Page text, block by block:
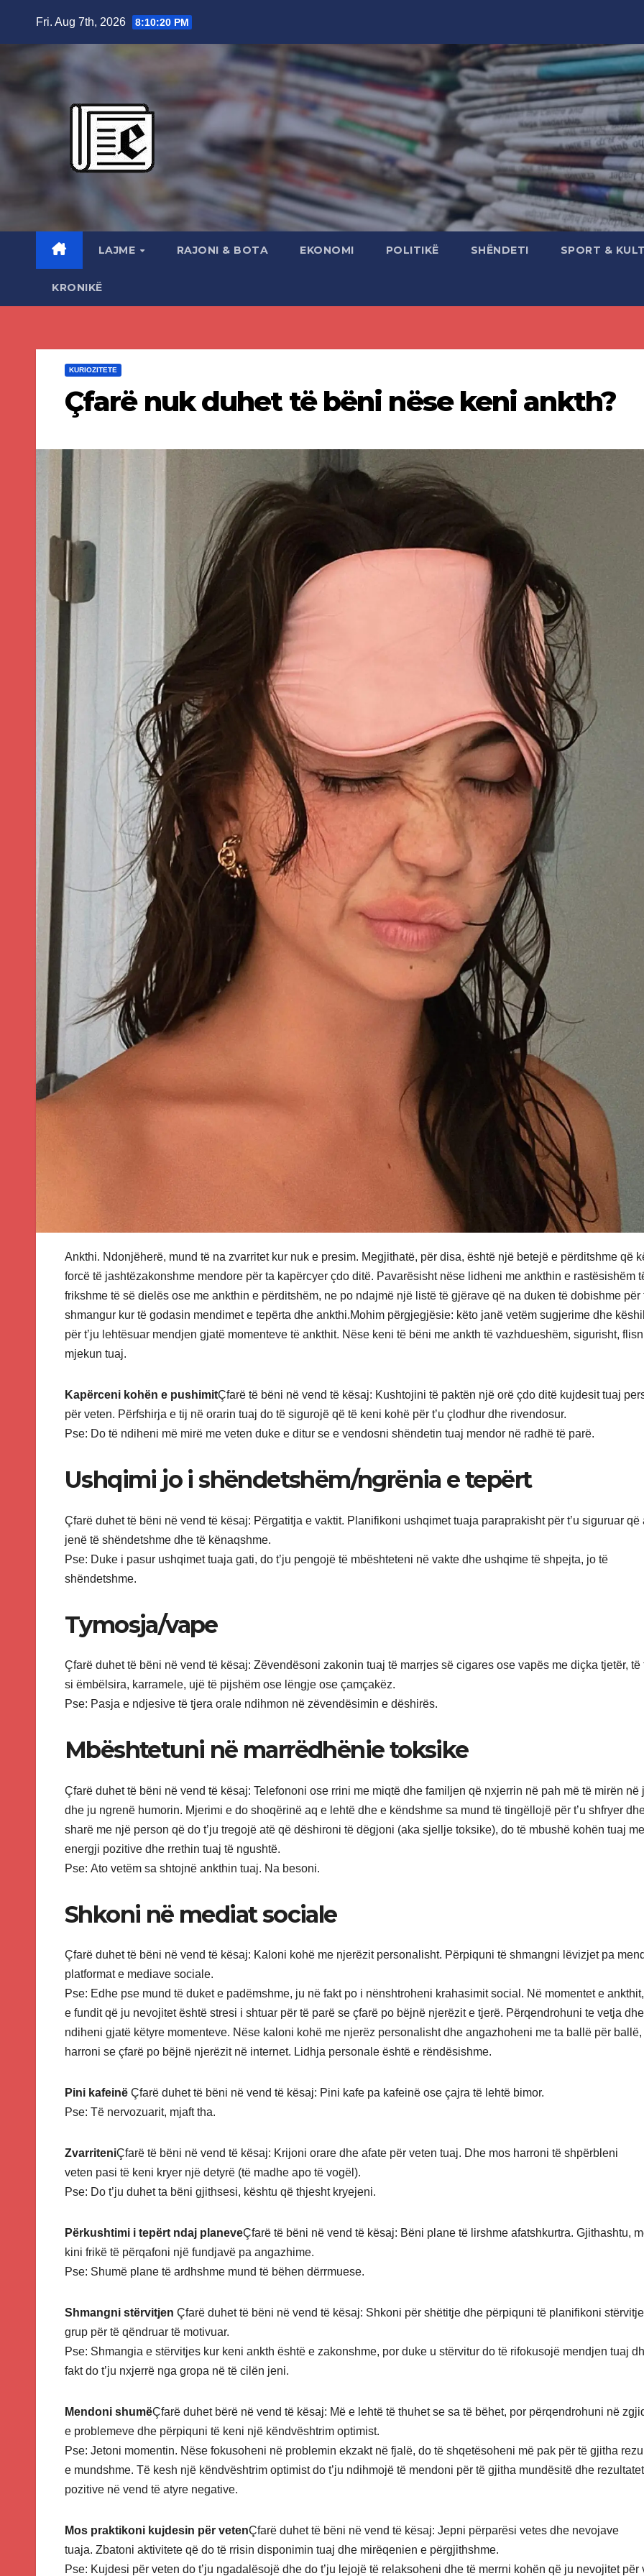
Fri. Aug 7th, 2026 8:10:22 PM
LAJME RAJONI & BOTA EKONOMI POLITIKË SHËNDETI SPORT &
KRONIKË
KURIOZITETE
Çfarë nuk duhet të bëni nëse keni ankth?
Ankthi. Ndonjëherë, mund të na zvarritet kur nuk e presim. Megjithatë, për disa, është një betejë e përditshme që
forcë të jashtëzakonshme mendore për ta kapërcyer çdo ditë. Pavarësisht nëse lidheni me ankthin e rastësishëm
frikshme të së dielës ose me ankthin e përditshëm, ne po ndajmë një listë të gjërave që na duken të dobishme për
shmangur kur të godasin mendimet e tepërta dhe ankthi.Mohim përgjegjësie: këto janë vetëm sugjerime dhe
për t’ju lehtësuar mendjen gjatë momenteve të ankthit. Nëse keni të bëni me ankth të vazhdueshëm, sigurisht,
mjekun tuaj.
Kapërceni kohën e pushimitÇfarë të bëni në vend të kësaj: Kushtojini të paktën një orë çdo ditë kujdesit tuaj
për veten. Përfshirja e tij në orarin tuaj do të sigurojë që të keni kohë për t’u çlodhur dhe rivendosur.
Pse: Do të ndiheni më mirë me veten duke e ditur se e vendosni shëndetin tuaj mendor në radhë të parë.
Ushqimi jo i shëndetshëm/ngrënia e tepërt
Çfarë duhet të bëni në vend të kësaj: Përgatitja e vaktit. Planifikoni ushqimet tuaja paraprakisht për t’u siguruar që
jenë të shëndetshme dhe të kënaqshme.
Pse: Duke i pasur ushqimet tuaja gati, do t’ju pengojë të mbështeteni në vakte dhe ushqime të shpejta, jo të
shëndetshme.
Tymosja/vape
Çfarë duhet të bëni në vend të kësaj: Zëvendësoni zakonin tuaj të marrjes së cigares ose vapës me diçka tjetër, të
si ëmbëlsira, karramele, ujë të pijshëm ose lëngje ose çamçakëz.
Pse: Pasja e ndjesive të tjera orale ndihmon në zëvendësimin e dëshirës.
Mbështetuni në marrëdhënie toksike
Çfarë duhet të bëni në vend të kësaj: Telefononi ose rrini me miqtë dhe familjen që nxjerrin në pah më të mirën në
dhe ju ngrenë humorin. Mjerimi e do shoqërinë aq e lehtë dhe e këndshme sa mund të tingëllojë për t’u shfryer
sharë me një person që do t’ju tregojë atë që dëshironi të dëgjoni (aka sjellje toksike), do të mbushë kohën tuaj me
energji pozitive dhe rrethin tuaj të ngushtë.
Pse: Ato vetëm sa shtojnë ankthin tuaj. Na besoni.
Shkoni në mediat sociale
Çfarë duhet të bëni në vend të kësaj: Kaloni kohë me njerëzit personalisht. Përpiquni të shmangni lëvizjet pa
platformat e mediave sociale.
Pse: Edhe pse mund të duket e padëmshme, ju në fakt po i nënshtroheni krahasimit social. Në momentet e
e fundit që ju nevojitet është stresi i shtuar për të parë se çfarë po bëjnë njerëzit e tjerë. Përqendrohuni te vetja
ndiheni gjatë këtyre momenteve. Nëse kaloni kohë me njerëz personalisht dhe angazhoheni me ta ballë për ballë,
harroni se çfarë po bëjnë njerëzit në internet. Lidhja personale është e rëndësishme.
Pini kafeinë Çfarë duhet të bëni në vend të kësaj: Pini kafe pa kafeinë ose çajra të lehtë bimor.
Pse: Të nervozuarit, mjaft tha.
ZvarriteniÇfarë të bëni në vend të kësaj: Krijoni orare dhe afate për veten tuaj. Dhe mos harroni të shpërbleni
veten pasi të keni kryer një detyrë (të madhe apo të vogël).
Pse: Do t’ju duhet ta bëni gjithsesi, kështu që thjesht kryejeni.
Përkushtimi i tepërt ndaj planeveÇfarë të bëni në vend të kësaj: Bëni plane të lirshme afatshkurtra. Gjithashtu,
kini frikë të përqafoni një fundjavë pa angazhime.
Pse: Shumë plane të ardhshme mund të bëhen dërrmuese.
Shmangni stërvitjen Çfarë duhet të bëni në vend të kësaj: Shkoni për shëtitje dhe përpiquni të planifikoni
grup për të qëndruar të motivuar.
Pse: Shmangia e stërvitjes kur keni ankth është e zakonshme, por duke u stërvitur do të rifokusojë mendjen tuaj
fakt do t’ju nxjerrë nga gropa në të cilën jeni.
Mendoni shumëÇfarë duhet bërë në vend të kësaj: Më e lehtë të thuhet se sa të bëhet, por përqendrohuni në
e problemeve dhe përpiquni të keni një këndvështrim optimist.
Pse: Jetoni momentin. Nëse fokusoheni në problemin ekzakt në fjalë, do të shqetësoheni më pak për të gjitha
e mundshme. Të kesh një këndvështrim optimist do t’ju ndihmojë të mendoni për të gjitha mundësitë dhe rezultatet
pozitive në vend të atyre negative.
Mos praktikoni kujdesin për vetenÇfarë duhet të bëni në vend të kësaj: Jepni përparësi vetes dhe nevojave
tuaja. Zbatoni aktivitete që do të rrisin disponimin tuaj dhe mirëqenien e përgjithshme.
Pse: Kujdesi për veten do t’ju ngadalësojë dhe do t’ju lejojë të relaksoheni dhe të merrni kohën që ju nevojitet për